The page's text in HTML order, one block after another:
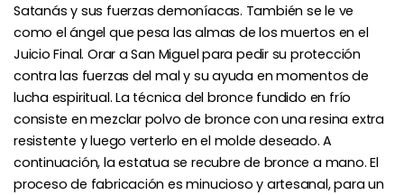
€4.90
6 Velas de Oración Color Blanco
€6.00
€23.00
€59.90
Satanás y sus fuerzas demoníacas. También se le ve
como el ángel que pesa las almas de los muertos en el
Juicio Final. Orar a San Miguel para pedir su protección
contra las fuerzas del mal y su ayuda en momentos de
lucha espiritual. La técnica del bronce fundido en frío
consiste en mezclar polvo de bronce con una resina extra
resistente y luego verterlo en el molde deseado. A
continuación, la estatua se recubre de bronce a mano. El
proceso de fabricación es minucioso y artesanal, para un